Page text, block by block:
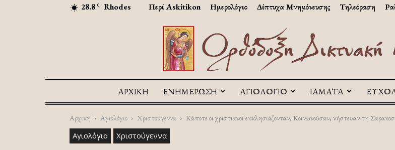
28.8 C Rhodes Περί Askitikon Ημερολόγιο Δίπτυχα Μνημόνευσης Τηλεόραση
Askitikon
ΑΡΧΙΚΉ ΕΝΗΜΕΡΩΣΗ ΑΓΙΟΛΟΓΙΟ ΙΑΜΑΤΑ
Αρχική Αγιολόγιο Χριστούγεννα Κάποτε οι χριστιανοί εκκλησιάζονταν, Κοινωνούσαν, νήστευαν τη
Αγιολόγιο Χριστούγεννα